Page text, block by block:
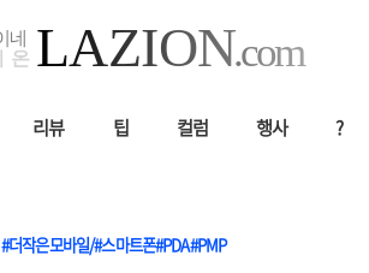
리뷰 팁 컬럼 행사 ?
#더작은모바일/#스마트폰#PDA#PMP